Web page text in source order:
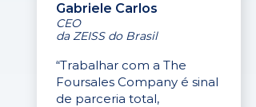
Gabriele Carlos
CEO
da ZEISS do Brasil
“Trabalhar com a The
Foursales Company é sinal
de parceria total,